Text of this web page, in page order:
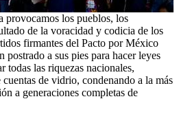
provocamos los pueblos, los
de la voracidad y codicia de los
firmantes del Pacto por México
a sus pies para hacer leyes
todas las riquezas nacionales,
de vidrio, condenando a la más
a generaciones completas de